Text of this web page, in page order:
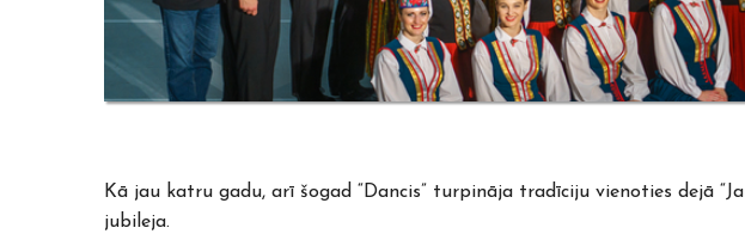
Kā jau katru gadu, arī šogad “Dancis” turpināja tradīciju vienoties dejā
jubileja.